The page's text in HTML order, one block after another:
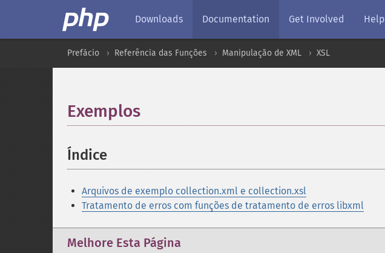
Downloads Documentation Get Involved Help
Prefácio Referência das Funções Manipulação de XML XSL
Exemplos
Índice
Arquivos de exemplo collection.xml e collection.xsl
Tratamento de erros com funções de tratamento de erros libxml
Melhore Esta Página